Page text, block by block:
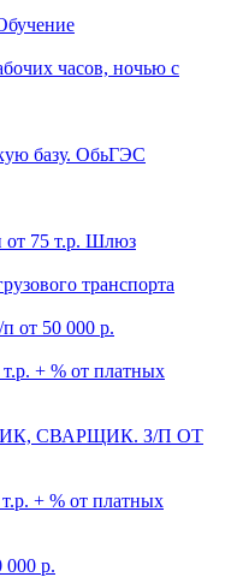
часов, ночью с
базу. ОбьГЭС
75 т.р. Шлюз
транспорта
от 50 000 р.
+ % от платных
СВАРЩИК. З/П ОТ
+ % от платных
000 р.